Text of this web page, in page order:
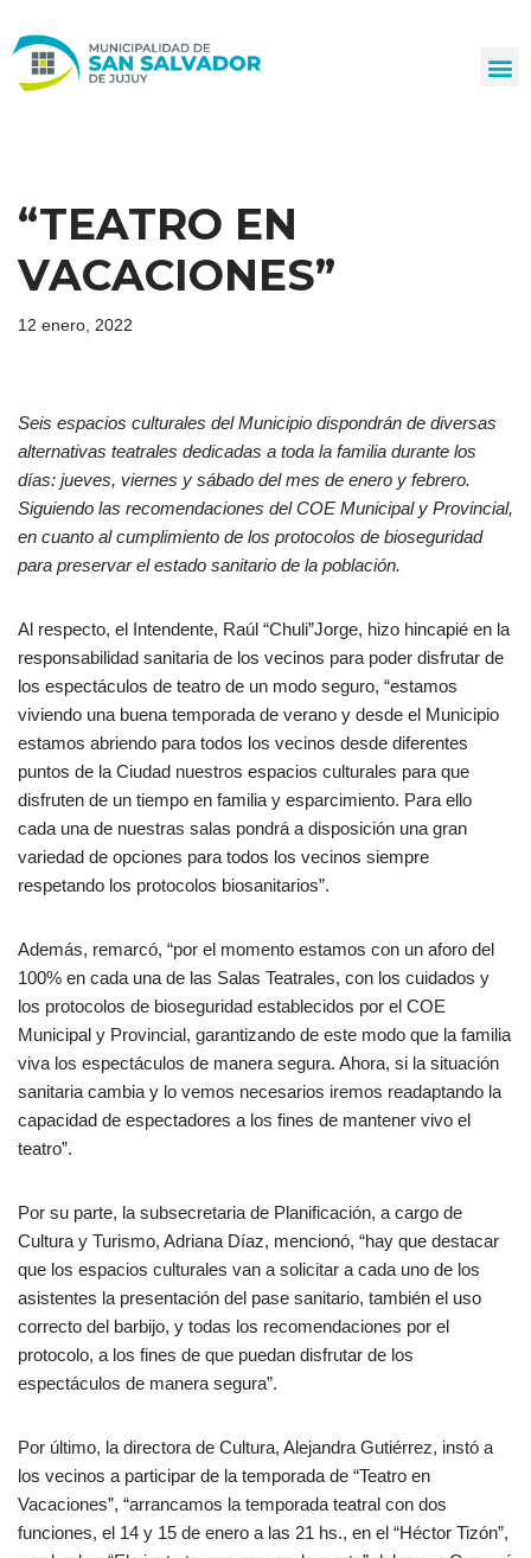
al
“TEATRO EN
VACACIONES”
12 enero, 2022
Seis espacios culturales del Municipio dispondrán de diversas
alternativas teatrales dedicadas a toda la familia durante los
días: jueves, viernes y sábado del mes de enero y febrero.
Siguiendo las recomendaciones del COE Municipal y Provincial,
en cuanto al cumplimiento de los protocolos de bioseguridad
para preservar el estado sanitario de la población.
Al respecto, el Intendente, Raúl “Chuli”Jorge, hizo hincapié en la
responsabilidad sanitaria de los vecinos para poder disfrutar de
los espectáculos de teatro de un modo seguro, “estamos
viviendo una buena temporada de verano y desde el Municipio
estamos abriendo para todos los vecinos desde diferentes
puntos de la Ciudad nuestros espacios culturales para que
disfruten de un tiempo en familia y esparcimiento. Para ello
cada una de nuestras salas pondrá a disposición una gran
variedad de opciones para todos los vecinos siempre
respetando los protocolos biosanitarios”.
Además, remarcó, “por el momento estamos con un aforo del
100% en cada una de las Salas Teatrales, con los cuidados y
los protocolos de bioseguridad establecidos por el COE
Municipal y Provincial, garantizando de este modo que la familia
viva los espectáculos de manera segura. Ahora, si la situación
sanitaria cambia y lo vemos necesarios iremos readaptando la
capacidad de espectadores a los fines de mantener vivo el
teatro”.
Por su parte, la subsecretaria de Planificación, a cargo de
Cultura y Turismo, Adriana Díaz, mencionó, “hay que destacar
que los espacios culturales van a solicitar a cada uno de los
asistentes la presentación del pase sanitario, también el uso
correcto del barbijo, y todas los recomendaciones por el
protocolo, a los fines de que puedan disfrutar de los
espectáculos de manera segura”.
Por último, la directora de Cultura, Alejandra Gutiérrez, instó a
los vecinos a participar de la temporada de “Teatro en
Vacaciones”, “arrancamos la temporada teatral con dos
funciones, el 14 y 15 de enero a las 21 hs., en el “Héctor Tizón”,